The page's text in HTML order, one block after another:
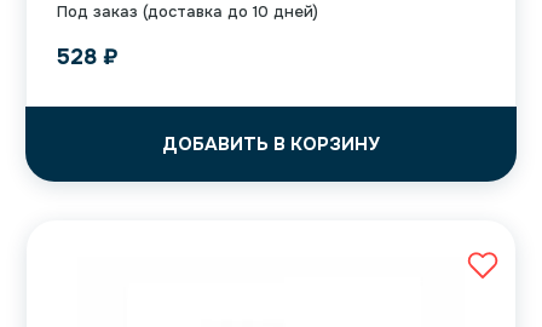
Под заказ (доставка до 10 дней)
528 ₽
ДОБАВИТЬ В КОРЗИНУ